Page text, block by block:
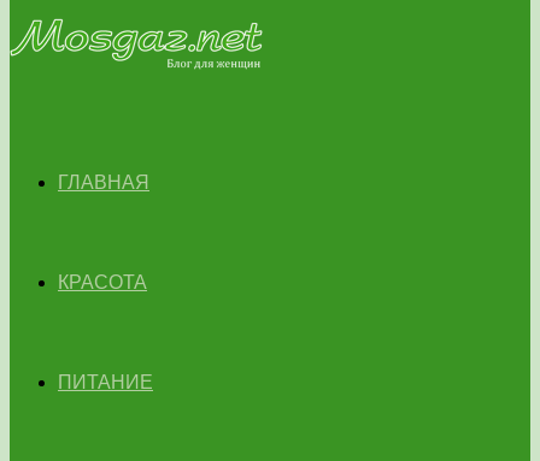
ГЛАВНАЯ
КРАСОТА
ПИТАНИЕ